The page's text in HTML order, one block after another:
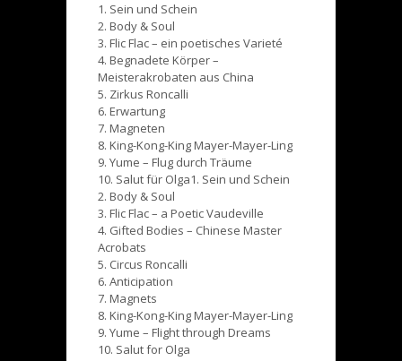
1. Sein und Schein
2. Body & Soul
3. Flic Flac – ein poetisches Varieté
4. Begnadete Körper –
Meisterakrobaten aus China
5. Zirkus Roncalli
6. Erwartung
7. Magneten
8. King-Kong-King Mayer-Mayer-Ling
9. Yume – Flug durch Träume
10. Salut für Olga1. Sein und Schein
2. Body & Soul
3. Flic Flac – a Poetic Vaudeville
4. Gifted Bodies – Chinese Master
Acrobats
5. Circus Roncalli
6. Anticipation
7. Magnets
8. King-Kong-King Mayer-Mayer-Ling
9. Yume – Flight through Dreams
10. Salut for Olga